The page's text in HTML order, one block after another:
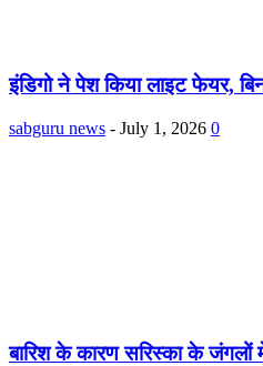
इंडिगो ने पेश किया लाइट फेयर,
sabguru news - July 1, 2026 0
बारिश के कारण सरिस्का के जंगलों